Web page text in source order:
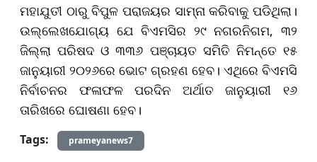
ମହାଯୁତୀ ଠାରୁ ବିପୁଳ ପରାଜୟର ସାମ୍ନା କରିବାକୁ ପଡିଥିଲା।
ଉଲ୍ଲେଖଯୋଗ୍ୟ ଯେ ବିଏମସିର ୨୯ ନଗରନିଗମ, ୩୨
ଜିଲ୍ଲା ପରିଷଦ ଓ ୩୩୬ ପଞ୍ଚାୟତ ସମିତି ନିମନ୍ତେ ୧୫
ଜାନୁୟାରୀ ୨୦୨୬ରେ ଭୋଟ ଗ୍ରହଣ ହେବ। ଏଥିରେ ବିଏମସି
ନିର୍ବାଚନର ଫଳାଫଳ ପରଦିନ ଅର୍ଥାତ ଜାନୁୟାରୀ ୧୬
ତାରିଖରେ ଘୋଷଣା ହେବ।
Tags: prameyanews7